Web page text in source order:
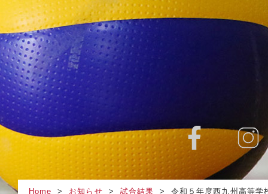
Home お知らせ 試合結果 令和５年度西九州高等学